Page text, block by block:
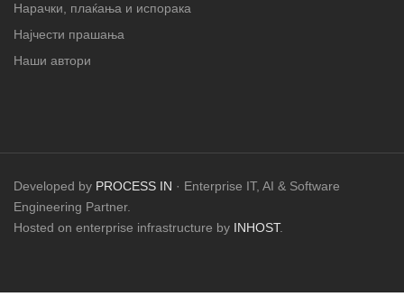
Нарачки, плаќања и испорака
Најчести прашања
Наши автори
Developed by PROCESS IN · Enterprise IT, AI & Software
Engineering Partner.
Hosted on enterprise infrastructure by INHOST.